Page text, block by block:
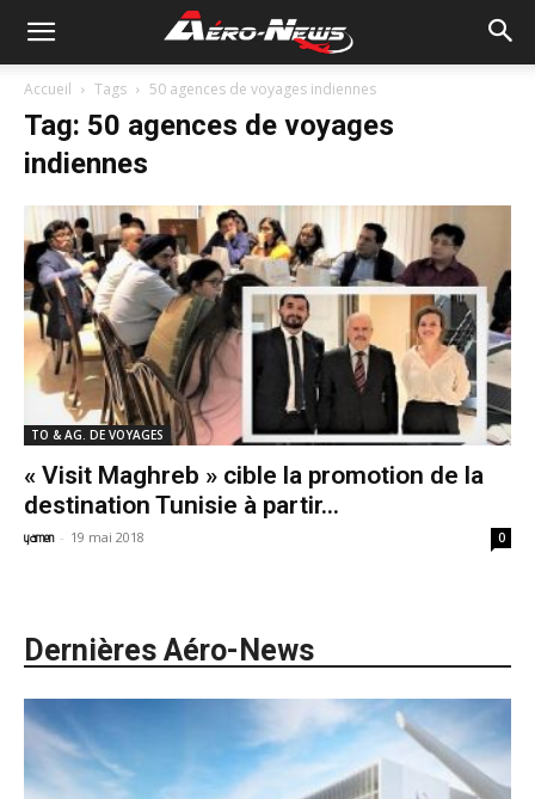
Accueil Tags 50 agences de voyages indiennes
Tag: 50 agences de voyages
indiennes
TO & AG. DE VOYAGES
« Visit Maghreb » cible la promotion de la
destination Tunisie à partir...
yamen - 19 mai 2018 0
Dernières Aéro-News